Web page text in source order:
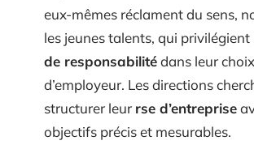
eux-mêmes réclament du sens,
les jeunes talents, qui privilégient
de responsabilitédans leur choix
d’employeur. Les directions
structurer leur rse d’entreprise
objectifs précis et mesurables.